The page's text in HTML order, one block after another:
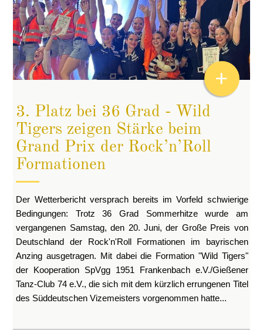
3. Platz bei 36 Grad - Wild
Tigers zeigen Stärke beim
Grand Prix der Rock’n’Roll
Formationen
Der Wetterbericht versprach bereits im Vorfeld schwierige
Bedingungen: Trotz 36 Grad Sommerhitze wurde am
vergangenen Samstag, den 20. Juni, der Große Preis von
Deutschland der Rock'n'Roll Formationen im bayrischen
Anzing ausgetragen. Mit dabei die Formation "Wild Tigers"
der Kooperation SpVgg 1951 Frankenbach e.V./Gießener
Tanz-Club 74 e.V., die sich mit dem kürzlich errungenen Titel
des Süddeutschen Vizemeisters vorgenommen hatte...
+